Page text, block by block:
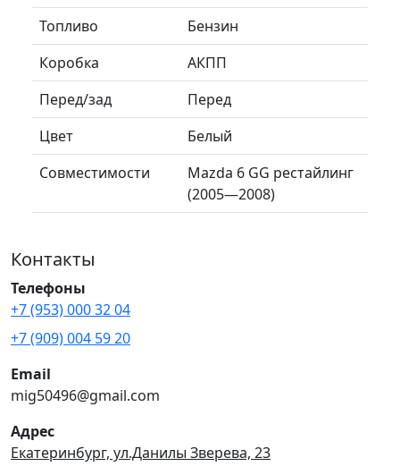
Топливо
Бензин
Коробка
АКПП
Перед/зад
Перед
Цвет
Белый
Совместимости
Mazda 6 GG рестайлинг
(2005—2008)
Контакты
Телефоны
+7 (953) 000 32 04
+7 (909) 004 59 20
Email
mig50496@gmail.com
Адрес
Екатеринбург, ул.Данилы Зверева, 23